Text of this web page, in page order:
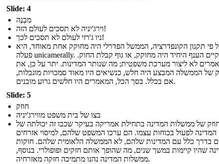
Slide: 4
מִבְנֶה
וירג'יניה לא תסכים לעולם הזה!
ניו ג'רזי לעולם לא תסכים לכך!
פי תקנון הקונפדרציה, הממשל הפדרלי היה מחוקק אחת מאוחד, היא
פעלה unicamerally. וקיים הענף היחיד היה מחוקק, או גוף קבלת החוק.
לא ליצור מערכת משפטית; מה שנותר המדינות. יתר על כן, את
של הממשלה המבצע היה חלש, כנשיאים היו מאוד סמכויות מוגבלות,
אם בכלל. בסך הכל, המאמרים היו חלשים גרוע מובנים.
Slide: 5
חוזק
בצו של בית משפט מווירג'יניה
של ממשלות המדינה בתחילת אמריקה בעיקר שכבו זה יכולתה של
המדינה לפעול בכוחות עצמו. הם ערכו המשפט שלהם, למיסוי אזרחים
בדרך כלל עם המדינות שלהם, לא הממשלה הלאומית שלהם. חוקות
שהיו קיימות במשך שנים, מה שהופך אותם חזקים ופופולרי. בנוסף,
ממשלות המדינה נהנו מתמיכה חזקה מאזרחיה.